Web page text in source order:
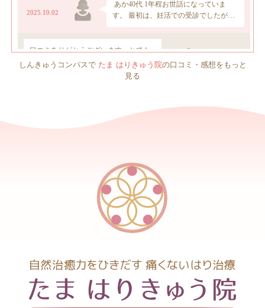
しんきゅうコンパスで たま はりきゅう院の口コミ・感想をもっと
見る